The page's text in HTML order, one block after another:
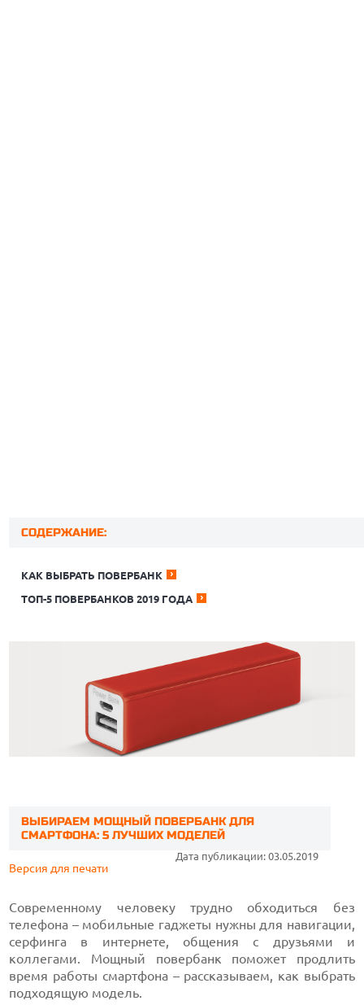
СОДЕРЖАНИЕ:
КАК ВЫБРАТЬ ПОВЕРБАНК
ТОП-5 ПОВЕРБАНКОВ 2019 ГОДА
ВЫБИРАЕМ МОЩНЫЙ ПОВЕРБАНК ДЛЯ
СМАРТФОНА: 5 ЛУЧШИХ МОДЕЛЕЙ
Дата публикации: 03.05.2019
Версия для печати
Современному человеку трудно обходиться без
телефона – мобильные гаджеты нужны для навигации,
серфинга в интернете, общения с друзьями и
коллегами. Мощный повербанк поможет продлить
время работы смартфона – рассказываем, как выбрать
подходящую модель.